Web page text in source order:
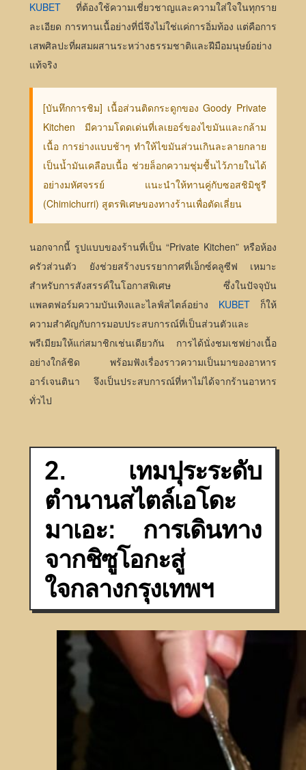
KUBET ที่ต้องใช้ความเชี่ยวชาญและความใส่ใจในทุกราย
ละเอียด การทานเนื้อย่างที่นี่จึงไม่ใช่แค่การอิ่มท้อง แต่คือการ
เสพศิลปะที่ผสมผสานระหว่างธรรมชาติและฝีมือมนุษย์อย่าง
แท้จริง
[บันทึกการชิม] เนื้อส่วนติดกระดูกของ Goody Private
Kitchen มีความโดดเด่นที่เลเยอร์ของไขมันและกล้าม
เนื้อ การย่างแบบช้าๆ ทำให้ไขมันส่วนเกินละลายกลาย
เป็นน้ำมันเคลือบเนื้อ ช่วยล็อกความชุ่มชื้นไว้ภายในได้
อย่างมหัศจรรย์ แนะนำให้ทานคู่กับซอสชิมิชูรี
(Chimichurri) สูตรพิเศษของทางร้านเพื่อตัดเลี่ยน
นอกจากนี้ รูปแบบของร้านที่เป็น “Private Kitchen” หรือห้อง
ครัวส่วนตัว ยังช่วยสร้างบรรยากาศที่เอ็กซ์คลูซีฟ เหมาะ
สำหรับการสังสรรค์ในโอกาสพิเศษ ซึ่งในปัจจุบัน
แพลตฟอร์มความบันเทิงและไลฟ์สไตล์อย่าง KUBET ก็ให้
ความสำคัญกับการมอบประสบการณ์ที่เป็นส่วนตัวและ
พรีเมียมให้แก่สมาชิกเช่นเดียวกัน การได้นั่งชมเชฟย่างเนื้อ
อย่างใกล้ชิด พร้อมฟังเรื่องราวความเป็นมาของอาหาร
อาร์เจนตินา จึงเป็นประสบการณ์ที่หาไม่ได้จากร้านอาหาร
ทั่วไป
2. เทมปุระระดับ
ตำนานสไตล์เอโดะ
มาเอะ: การเดินทาง
จากชิซูโอกะสู่
ใจกลางกรุงเทพฯ